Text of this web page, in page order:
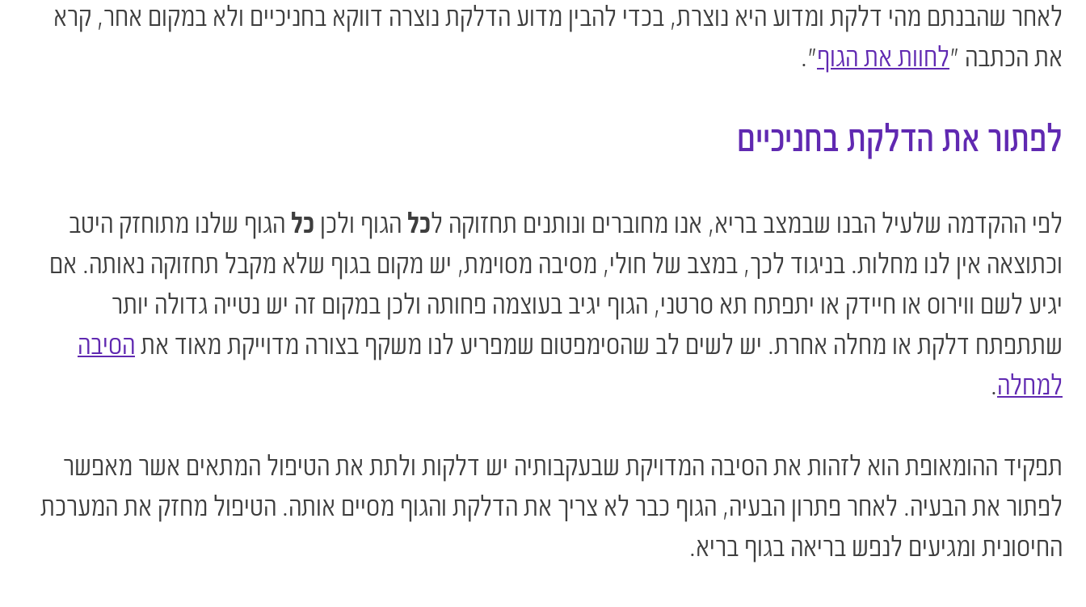
לאחר שהבנתם מהי דלקת ומדוע היא נוצרת, בכדי להבין מדוע הדלקת נוצרה דווקא בחניכיים ולא במקום אחר, קרא
את הכתבה "לחוות את הגוף".
לפתור את הדלקת בחניכיים
לפי ההקדמה שלעיל הבנו שבמצב בריא, אנו מחוברים ונותנים תחזוקה לכל הגוף ולכן כל הגוף שלנו מתוחזק היטב
וכתוצאה אין לנו מחלות. בניגוד לכך, במצב של חולי, מסיבה מסוימת, יש מקום בגוף שלא מקבל תחזוקה נאותה. אם
יגיע לשם ווירוס או חיידק או יתפתח תא סרטני, הגוף יגיב בעוצמה פחותה ולכן במקום זה יש נטייה גדולה יותר
שתתפתח דלקת או מחלה אחרת. יש לשים לב שהסימפטום שמפריע לנו משקף בצורה מדוייקת מאוד את הסיבה
למחלה.
תפקיד ההומאופת הוא לזהות את הסיבה המדויקת שבעקבותיה יש דלקות ולתת את הטיפול המתאים אשר מאפשר
לפתור את הבעיה. לאחר פתרון הבעיה, הגוף כבר לא צריך את הדלקת והגוף מסיים אותה. הטיפול מחזק את המערכת
החיסונית ומגיעים לנפש בריאה בגוף בריא.